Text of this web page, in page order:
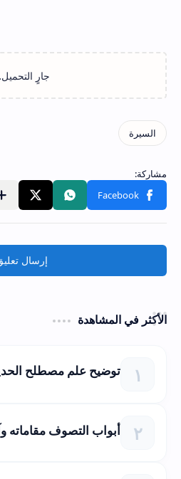
إرسال
الأكثر في المشاهدة
توضيح علم مصطلح
أبواب التصوف مقاماته